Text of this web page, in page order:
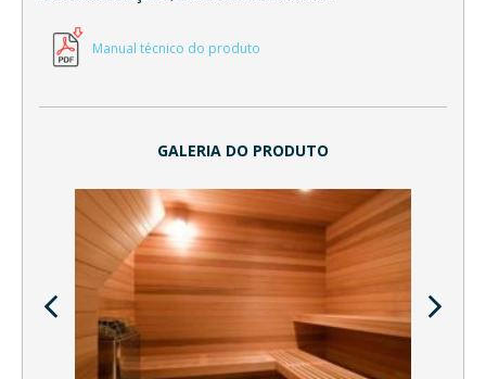
Manual técnico do produto
GALERIA DO PRODUTO